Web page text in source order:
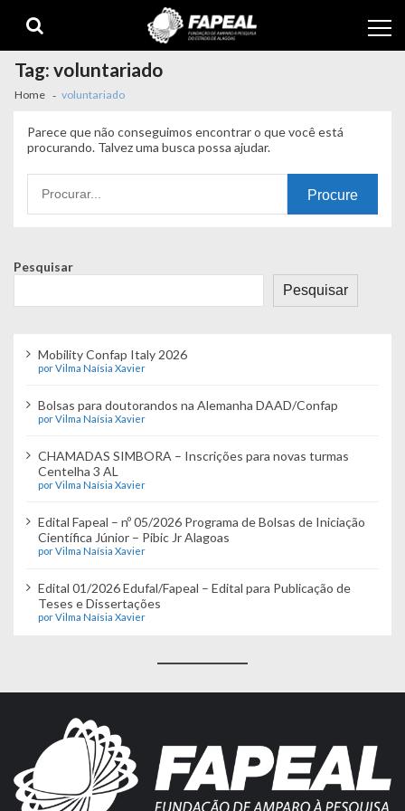
navigation
content
Tag:voluntariado
Home voluntariado
Parece que não conseguimos encontrar o que você está
procurando. Talvez uma busca possa ajudar.
por:
Pesquisar
Pesquisar
Mobility Confap Italy 2026
por Vilma Naísia Xavier
Bolsas para doutorandos na Alemanha DAAD/Confap
por Vilma Naísia Xavier
CHAMADAS SIMBORA – Inscrições para novas turmas
Centelha 3 AL
por Vilma Naísia Xavier
Edital Fapeal – nº 05/2026 Programa de Bolsas de Iniciação
Científica Júnior – Pibic Jr Alagoas
por Vilma Naísia Xavier
Edital 01/2026 Edufal/Fapeal – Edital para Publicação de
Teses e Dissertações
por Vilma Naísia Xavier